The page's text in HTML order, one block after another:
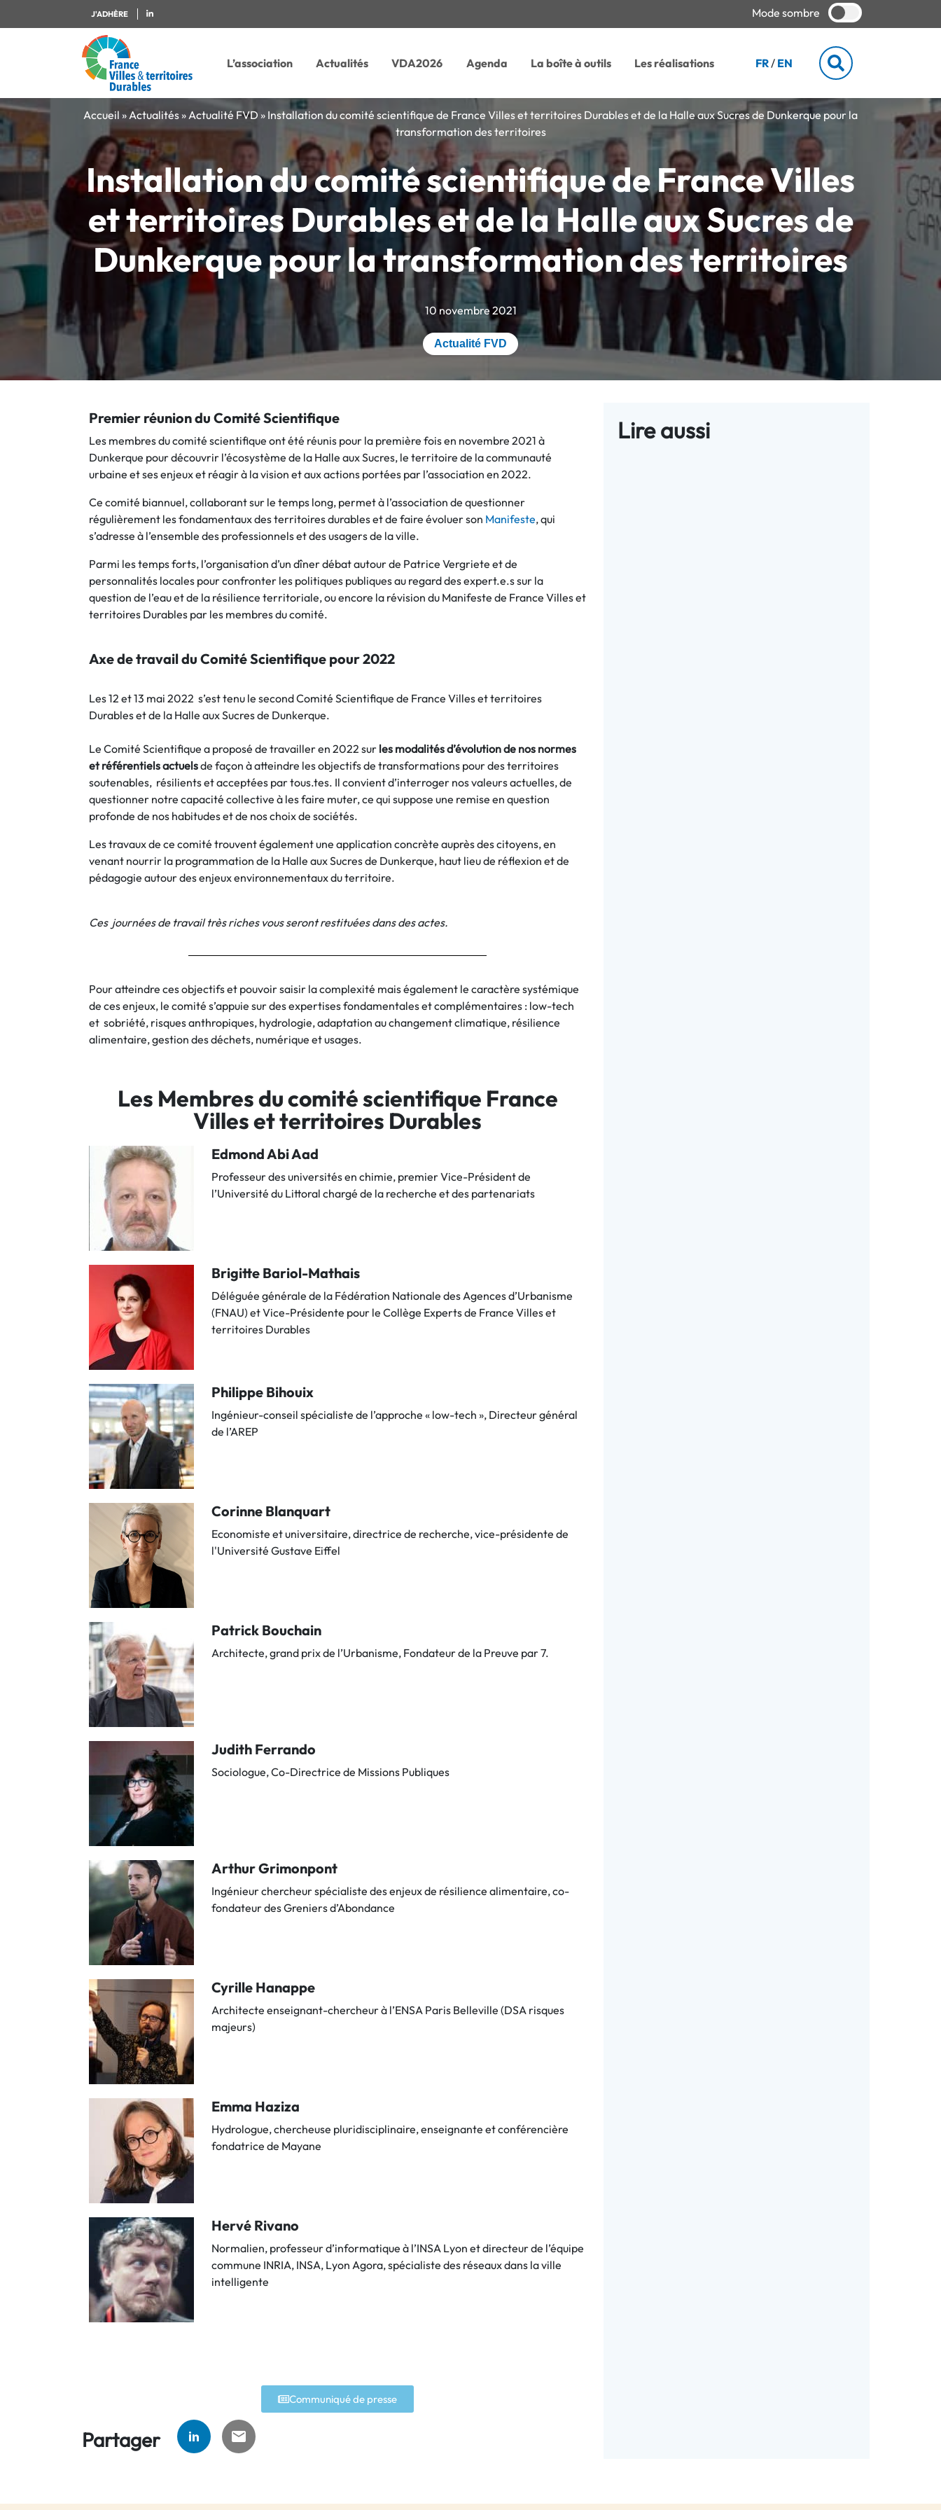
J'ADHÈRE Mode sombre
L’association Actualités VDA2026 Agenda La boîte à outils Les réalisations FR / EN
Accueil »Actualités»Actualité FVD » Installation du comité scientifique de France Villes et territoires Durables et de la Halle aux Sucres de Dunkerque pour la
transformation des territoires
Installation du comité scientifique de France Villes
et territoires Durables et de la Halle aux Sucres de
Dunkerque pour la transformation des territoires
10 novembre 2021
Actualité FVD
Premier réunion du Comité Scientifique
Les membres du comité scientifique ont été réunis pour la première fois en novembre 2021 à
Dunkerque pour découvrir l’écosystème de la Halle aux Sucres, le territoire de la communauté
urbaine et ses enjeux et réagir à la vision et aux actions portées par l’association en 2022.
Ce comité biannuel, collaborant sur le temps long, permet à l’association de questionner
régulièrement les fondamentaux des territoires durables et de faire évoluer son Manifeste, qui
s’adresse à l’ensemble des professionnels et des usagers de la ville.
Parmi les temps forts, l’organisation d’un dîner débat autour de Patrice Vergriete et de
personnalités locales pour confronter les politiques publiques au regard des expert.e.s sur la
question de l’eau et de la résilience territoriale, ou encore la révision du Manifeste de France Villes et
territoires Durables par les membres du comité.
Axe de travail du Comité Scientifique pour 2022
Les 12 et 13 mai 2022 s’est tenu le second Comité Scientifique de France Villes et territoires
Durables et de la Halle aux Sucres de Dunkerque.
Le Comité Scientifique a proposé de travailler en 2022 sur les modalités d’évolution de nos normes
et référentiels actuelsde façon à atteindre les objectifs de transformations pour des territoires
soutenables, résilients et acceptées par tous.tes. Il convient d’interroger nos valeurs actuelles, de
questionner notre capacité collective à les faire muter, ce qui suppose une remise en question
profonde de nos habitudes et de nos choix de sociétés.
Les travaux de ce comité trouvent également une application concrète auprès des citoyens, en
venant nourrir la programmation de la Halle aux Sucres de Dunkerque, haut lieu de réflexion et de
pédagogie autour des enjeux environnementaux du territoire.
Ces journées de travail très riches vous seront restituées dans des actes.
Pour atteindre ces objectifs et pouvoir saisir la complexité mais également le caractère systémique
de ces enjeux, le comité s’appuie sur des expertises fondamentales et complémentaires : low-tech
et sobriété, risques anthropiques, hydrologie, adaptation au changement climatique, résilience
alimentaire, gestion des déchets, numérique et usages.
Les Membres du comité scientifique France
Villes et territoires Durables
Edmond Abi Aad
Professeur des universités en chimie, premier Vice-Président de
l’Université du Littoral chargé de la recherche et des partenariats
Brigitte Bariol-Mathais
Déléguée générale de la Fédération Nationale des Agences d’Urbanisme
(FNAU) et Vice-Présidente pour le Collège Experts de France Villes et
territoires Durables
Philippe Bihouix
Ingénieur-conseil spécialiste de l’approche « low-tech », Directeur général
de l’AREP
Corinne Blanquart
Economiste et universitaire, directrice de recherche, vice-présidente de
l'Université Gustave Eiffel
Patrick Bouchain
Architecte, grand prix de l’Urbanisme, Fondateur de la Preuve par 7.
Judith Ferrando
Sociologue, Co-Directrice de Missions Publiques
Arthur Grimonpont
Ingénieur chercheur spécialiste des enjeux de résilience alimentaire, co-
fondateur des Greniers d’Abondance
Cyrille Hanappe
Architecte enseignant-chercheur à l’ENSA Paris Belleville (DSA risques
majeurs)
Emma Haziza
Hydrologue, chercheuse pluridisciplinaire, enseignante et conférencière
fondatrice de Mayane
Hervé Rivano
Normalien, professeur d’informatique à l’INSA Lyon et directeur de l’équipe
commune INRIA, INSA, Lyon Agora, spécialiste des réseaux dans la ville
intelligente
Communiqué de presse
Partager
Lire aussi